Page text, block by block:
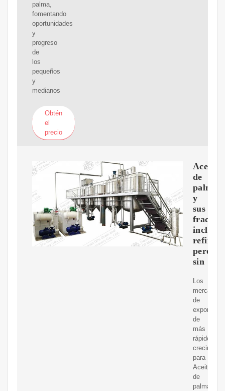
palma,
fomentando
oportunidades
y
progreso
de
los
pequeños
y
medianos
Obtén
el
precio
Aceite
de
palma
y
sus
incluso
pero
sin
Los
mercados
de
de
más
rápido
para
Aceite
de
palma